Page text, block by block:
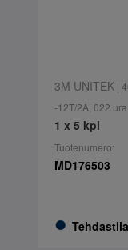
3M UNITEK|
-12T/2A, 022
1 x 5 kpl
Tuotenumero:
MD176503